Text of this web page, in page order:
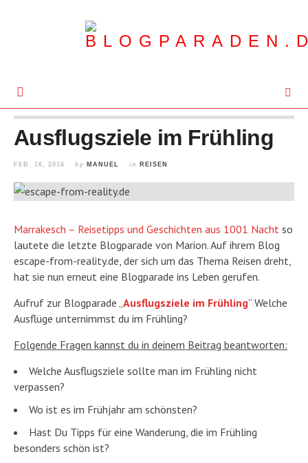
Ausflugsziele im Frühling
FEB. 16, 2016 by MANUEL in REISEN
Marrakesch – Reisetipps und Geschichten aus 1001 Nacht so
lautete die letzte Blogparade von Marion. Auf ihrem Blog
escape-from-reality.de, der sich um das Thema Reisen dreht,
hat sie nun erneut eine Blogparade ins Leben gerufen.
Aufruf zur Blogparade „Ausflugsziele im Frühling“ Welche
Ausflüge unternimmst du im Frühling?
Folgende Fragen kannst du in deinem Beitrag beantworten:
Welche Ausflugsziele sollte man im Frühling nicht
verpassen?
Wo ist es im Frühjahr am schönsten?
Hast Du Tipps für eine Wanderung, die im Frühling
besonders schön ist?